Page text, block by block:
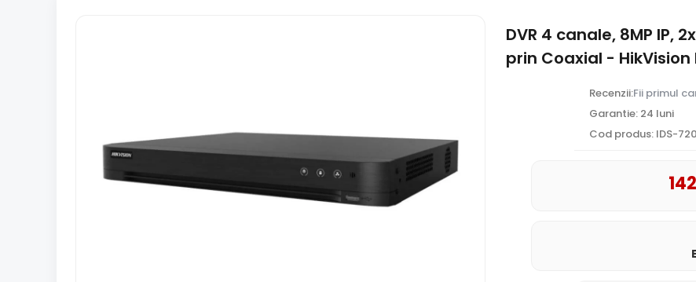
DVR 4 canale, 8MP IP,
prin Coaxial - HikVision
Recenzii:Fii primul
Garantie: 24 luni
Cod produs: IDS-